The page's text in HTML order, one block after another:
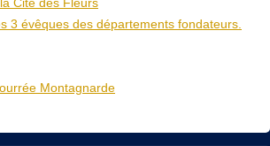
3 évêques des départements fondateurs.
Montagnarde